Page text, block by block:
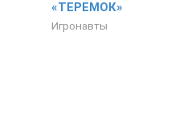
«ТЕРЕМОК»
Игронавты